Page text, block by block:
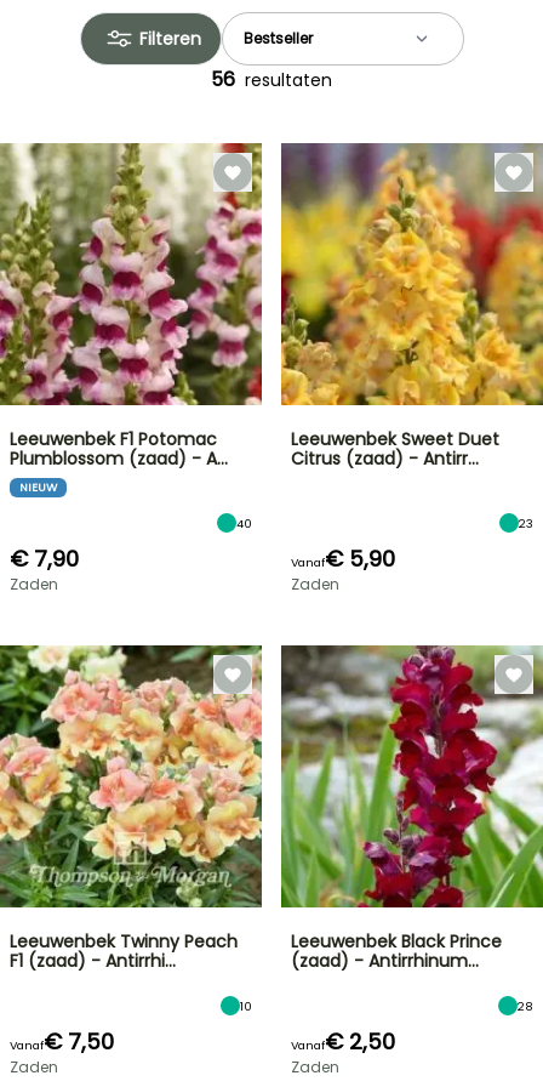
Filteren
56 resultaten
Leeuwenbek F1 Potomac
Plumblossom (zaad) - A…
NIEUW
40
€ 7,90
Zaden
Leeuwenbek Sweet Duet
Citrus (zaad) - Antirr…
23
Vanaf€ 5,90
Zaden
Leeuwenbek Twinny Peach
F1 (zaad) - Antirrhi…
10
Vanaf€ 7,50
Zaden
Leeuwenbek Black Prince
(zaad) - Antirrhinum…
28
Vanaf€ 2,50
Zaden